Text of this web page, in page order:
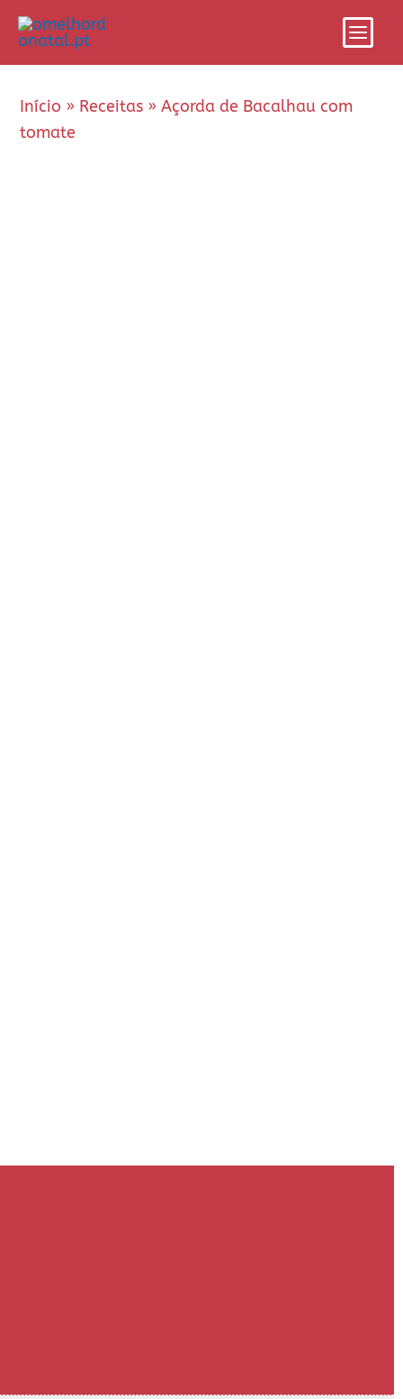
Skip
content
Main
Início » Receitas» Açorda de Bacalhau com
tomate